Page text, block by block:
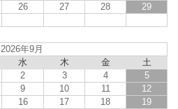
26 27 28
29
2026年9月
水 木 金
土
2 3 4
5
9 10 11
12
16 17 18
19